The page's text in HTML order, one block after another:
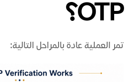
OTP؟
تمر العملية عادة بالمراحل التالية: